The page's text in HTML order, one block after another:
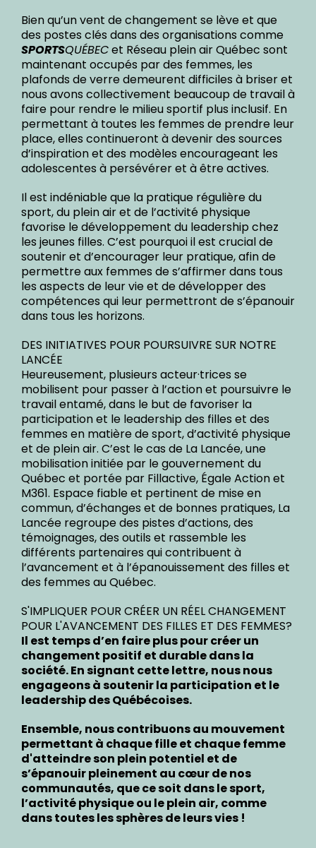
Bien qu’un vent de changement se lève et que
des postes clés dans des organisations comme
SPORTSQUÉBECet Réseau plein air Québec sont
maintenant occupés par des femmes, les
plafonds de verre demeurent difficiles à briser et
nous avons collectivement beaucoup de travail à
faire pour rendre le milieu sportif plus inclusif. En
permettant à toutes les femmes de prendre leur
place, elles continueront à devenir des sources
d’inspiration et des modèles encourageant les
adolescentes à persévérer et à être actives.
Il est indéniable que la pratique régulière du
sport, du plein air et de l’activité physique
favorise le développement du leadership chez
les jeunes filles. C’est pourquoi il est crucial de
soutenir et d’encourager leur pratique, afin de
permettre aux femmes de s’affirmer dans tous
les aspects de leur vie et de développer des
compétences qui leur permettront de s’épanouir
dans tous les horizons.
DES INITIATIVES POUR POURSUIVRE SUR NOTRE
LANCÉE
Heureusement, plusieurs acteur·trices se
mobilisent pour passer à l’action et poursuivre le
travail entamé, dans le but de favoriser la
participation et le leadership des filles et des
femmes en matière de sport, d’activité physique
et de plein air. C’est le cas de La Lancée, une
mobilisation initiée par le gouvernement du
Québec et portée par Fillactive, Égale Action et
M361. Espace fiable et pertinent de mise en
commun, d’échanges et de bonnes pratiques, La
Lancée regroupe des pistes d’actions, des
témoignages, des outils et rassemble les
différents partenaires qui contribuent à
l’avancement et à l’épanouissement des filles et
des femmes au Québec.
S'IMPLIQUER POUR CRÉER UN RÉEL CHANGEMENT
POUR L'AVANCEMENT DES FILLES ET DES FEMMES?
Il est temps d’en faire plus pour créer un
changement positif et durable dans la
société. En signant cette lettre, nous nous
engageons à soutenir la participation et le
leadership des Québécoises.
Ensemble, nous contribuons au mouvement
permettant à chaque fille et chaque femme
d'atteindre son plein potentiel et de
s’épanouir pleinement au cœur de nos
communautés, que ce soit dans le sport,
l’activité physique ou le plein air, comme
dans toutes les sphères de leurs vies !